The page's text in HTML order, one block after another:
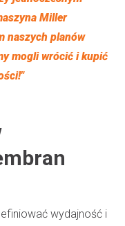
Miller
naszych planów
mogli wrócić i kupić
wydajność i